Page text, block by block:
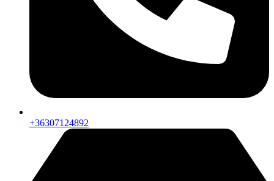
+36307124892​